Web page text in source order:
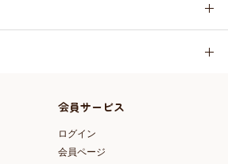
会員サービス
ログイン
会員ページ